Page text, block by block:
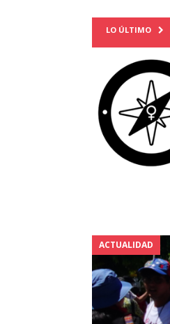
LO ÚLTIMO
ACTUALIDAD